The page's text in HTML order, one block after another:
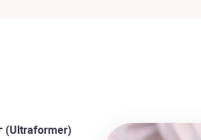
(Ultraformer)